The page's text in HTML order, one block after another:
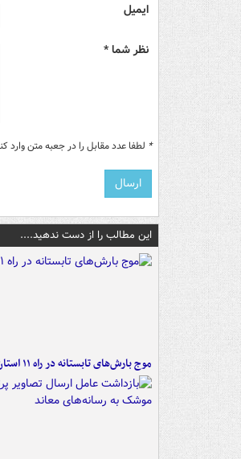
ایمیل
نظر شما *
* لطفا عدد مقابل را در جعبه متن وارد
این مطالب را از دست ندهید....
موج بارش‌های تابستانه در راه ۱۱ استان